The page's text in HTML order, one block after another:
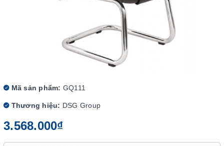
Mã sản phẩm: GQ111
Thương hiệu: DSG Group
3.568.000₫